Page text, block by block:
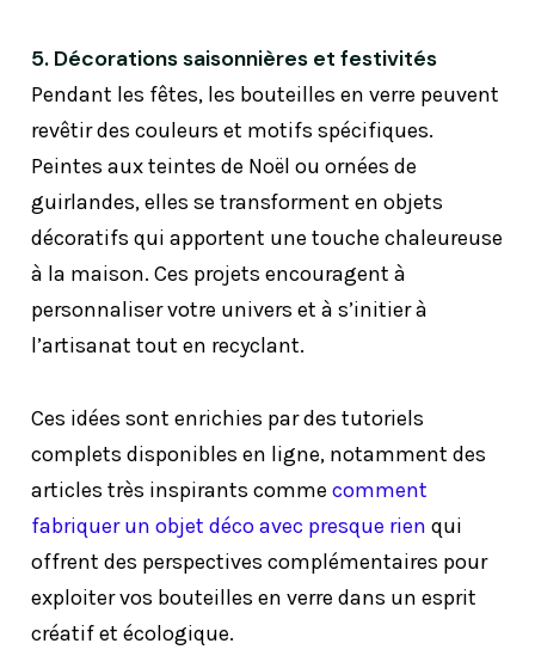
5. Décorations saisonnières et festivités
Pendant les fêtes, les bouteilles en verre peuvent
revêtir des couleurs et motifs spécifiques.
Peintes aux teintes de Noël ou ornées de
guirlandes, elles se transforment en objets
décoratifs qui apportent une touche chaleureuse
à la maison. Ces projets encouragent à
personnaliser votre univers et à s’initier à
l’artisanat tout en recyclant.
Ces idées sont enrichies par des tutoriels
complets disponibles en ligne, notamment des
articles très inspirants comme comment
fabriquer un objet déco avec presque rien qui
offrent des perspectives complémentaires pour
exploiter vos bouteilles en verre dans un esprit
créatif et écologique.